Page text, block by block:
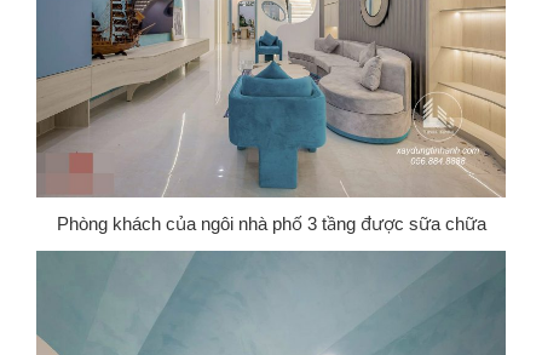
Phòng khách của ngôi nhà phố 3 tầng được sữa chữa